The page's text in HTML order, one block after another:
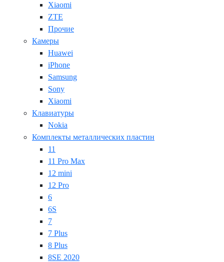
Xiaomi
ZTE
Прочие
Камеры
Huawei
iPhone
Samsung
Sony
Xiaomi
Клавиатуры
Nokia
Комплекты металлических пластин
11
11 Pro Max
12 mini
12 Pro
6
6S
7
7 Plus
8 Plus
8SE 2020